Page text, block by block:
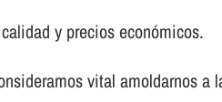
y precios económicos.
vital amoldarnos a